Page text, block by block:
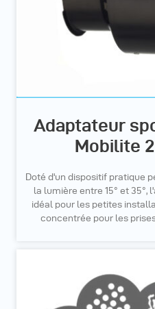
Adaptateur
Mobilite
Doté d'un dispositif pratique
la lumière entre 15° et 35°,
idéal pour les petites
concentrée pour les